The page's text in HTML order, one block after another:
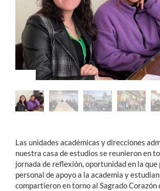
Académicos
Funcionarios
Alumni
Las unidades académicas y direcciones
nuestra casa de estudios se reunieron en
jornada de reflexión, oportunidad en la que
personal de apoyo a la academia y
compartieron en torno al Sagrado Corazón